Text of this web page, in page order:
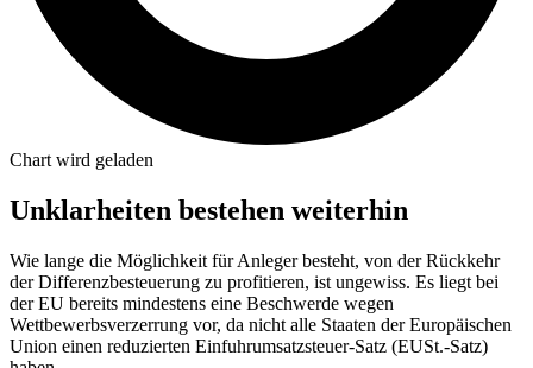
Chart wird geladen
Unklarheiten bestehen weiterhin
Wie lange die Möglichkeit für Anleger besteht, von der Rückkehr
der Differenzbesteuerung zu profitieren, ist ungewiss. Es liegt bei
der EU bereits mindestens eine Beschwerde wegen
Wettbewerbsverzerrung vor, da nicht alle Staaten der Europäischen
Union einen reduzierten Einfuhrumsatzsteuer-Satz (EUSt.-Satz)